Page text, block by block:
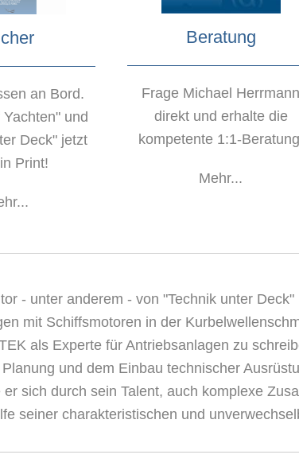
an Bord.
und
Deck" jetzt
Print!
Beratung
Frage Michael Herrmann
direkt und erhalte die
kompetente 1:1-
Mehr...
- unter anderem - von "Technik unter
mit Schiffsmotoren in der
als Experte für Antriebsanlagen zu
und dem Einbau technischer
sich durch sein Talent, auch komplexe
seiner charakteristischen und